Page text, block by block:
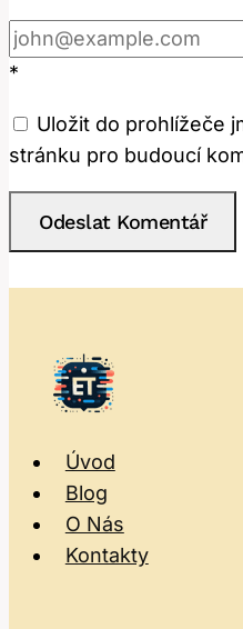
*
Uložit do prohlížeče
stránku pro budoucí
Úvod
Blog
O Nás
Kontakty